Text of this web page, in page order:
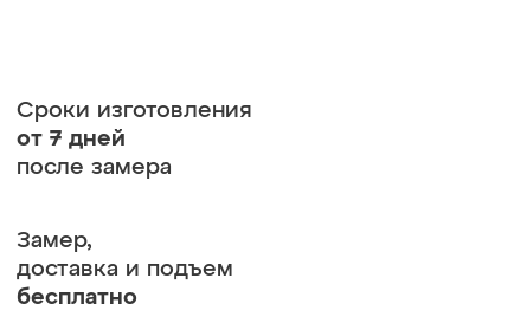
Сроки изготовления
от 7 дней
после замера
Замер,
доставка и подъем
бесплатно